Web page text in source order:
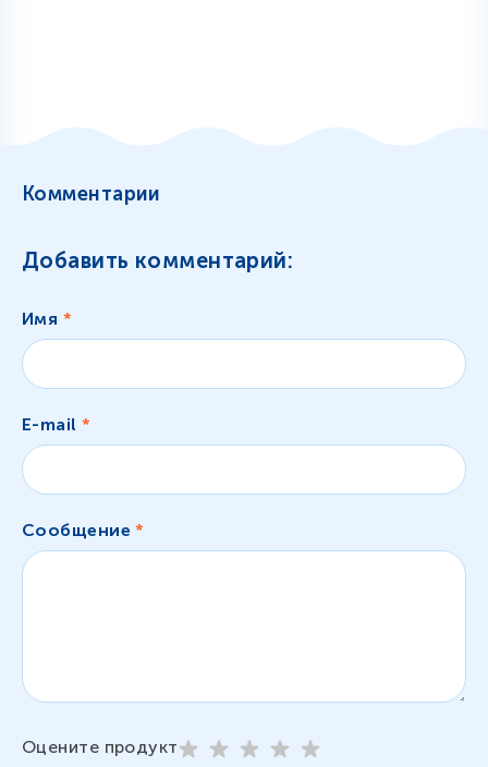
Комментарии
Добавить комментарий:
Имя *
E-mail*
Сообщение*
Оцените продукт